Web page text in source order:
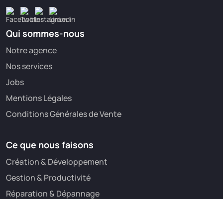
Qui sommes-nous
Notre agence
Nos services
Jobs
Mentions Légales
Conditions Générales de Vente
Ce que nous faisons
Création & Développement
Gestion & Productivité
Réparation & Dépannage